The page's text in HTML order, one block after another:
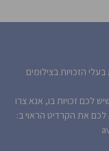
הזכויות בצילומים
לכם זכויות בו, אנא צרו
לכם את הקרדיט הראוי ב: